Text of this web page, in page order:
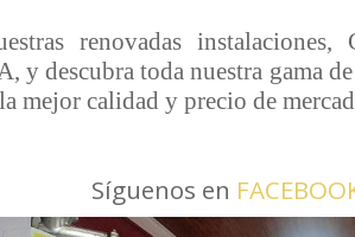
renovadas
y descubra toda nuestra gama
mejor calidad y precio de
Síguenos en